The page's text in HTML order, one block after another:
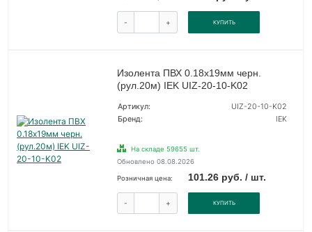
- + КУПИТЬ
Изолента ПВХ 0.18х19мм черн.
(рул.20м) IEK UIZ-20-10-K02
Артикул:
UIZ-20-10-K02
Бренд:
IEK
На складе 59655 шт.
Обновлено 08.08.2026
Розничная цена: 101.26 руб. / шт.
- + КУПИТЬ